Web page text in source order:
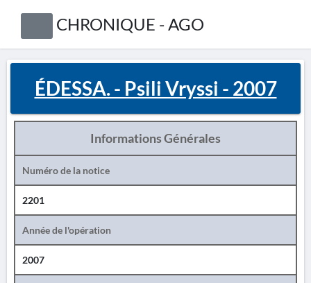
CHRONIQUE - AGO
ÉDESSA. - Psili Vryssi - 2007
Informations Générales
Numéro de la notice
2201
Année de l'opération
2007